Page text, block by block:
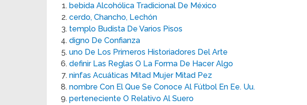
bebida Alcohólica Tradicional De México
cerdo, Chancho, Lechón
templo Budista De Varios Pisos
digno De Confianza
uno De Los Primeros Historiadores Del Arte
definir Las Reglas O La Forma De Hacer Algo
ninfas Acuáticas Mitad Mujer Mitad Pez
nombre Con El Que Se Conoce Al Fútbol En Ee. Uu.
perteneciente O Relativo Al Suero